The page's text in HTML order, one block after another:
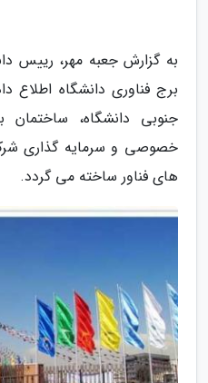
به گزارش جعبه مهر، رییس
برج فناوری دانشگاه
جنوبی دانشگاه،
خصوصی و سرمایه گذاری
های فناور ساخته می گردد.